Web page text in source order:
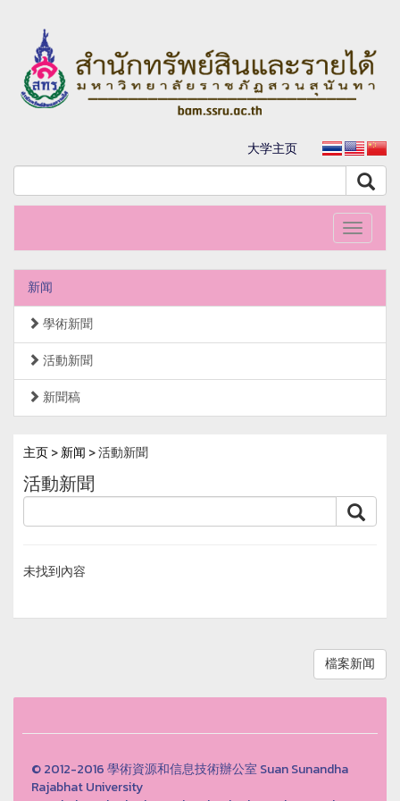
大学主页
Toggle
新闻
學術新聞
活動新聞
新聞稿
主页>新闻 > 活動新聞
活動新聞
未找到內容
檔案新闻
© 2012-2016 學術資源和信息技術辦公室 Suan Sunandha
Rajabhat University